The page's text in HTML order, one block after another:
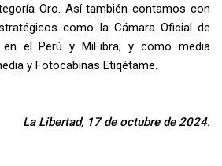
Oro. Así también contamos con
como la Cámara Oficial de
en el Perú y MiFibra; y como media
y Fotocabinas Etiqétame.
La Libertad, 17 de octubre de 2024.